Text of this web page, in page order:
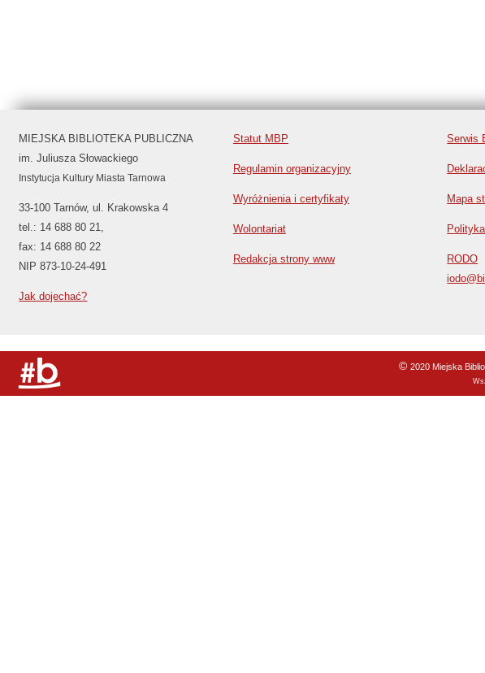
MIEJSKA BIBLIOTEKA PUBLICZNA
im. Juliusza Słowackiego
Instytucja Kultury Miasta Tarnowa
33-100 Tarnów, ul. Krakowska 4
tel.: 14 688 80 21,
fax: 14 688 80 22
NIP 873-10-24-491
Jak dojechać?
Statut MBP
Regulamin organizacyjny
Wyróżnienia i certyfikaty
Wolontariat
Redakcja strony www
Serwis
Mapa
RODO
©2020 Miejska